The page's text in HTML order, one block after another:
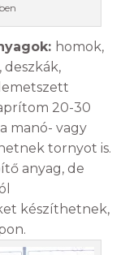
homok,
deszkák,
20-30
manó- vagy
tornyot is.
anyag, de
készíthetnek,